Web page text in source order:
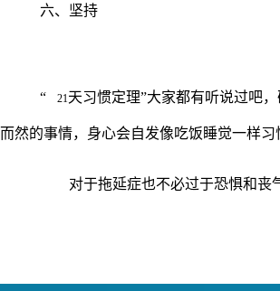
六、坚持
“ 21天习惯定理”大家都有听说过吧
而然的事情，身心会自发像吃饭睡觉一样
对于拖延症也不必过于恐惧和丧